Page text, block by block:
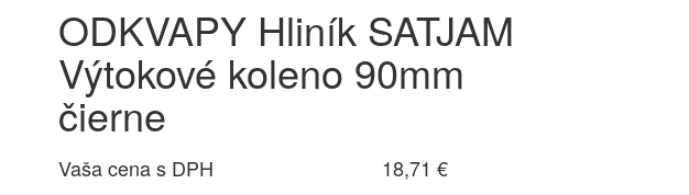
ODKVAPY Hliník SATJAM
Výtokové koleno 90mm
čierne
Vaša cena s DPH
18,71 €